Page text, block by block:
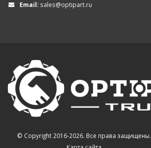
Email: sales@optipart.ru
© Copyright 2016-2026. Все права защищены.